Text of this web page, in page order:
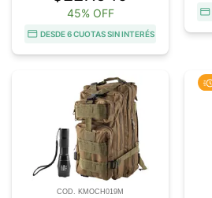
45% OFF
DESDE 6 CUOTAS SIN INTERÉS
COD. KMOCH019M